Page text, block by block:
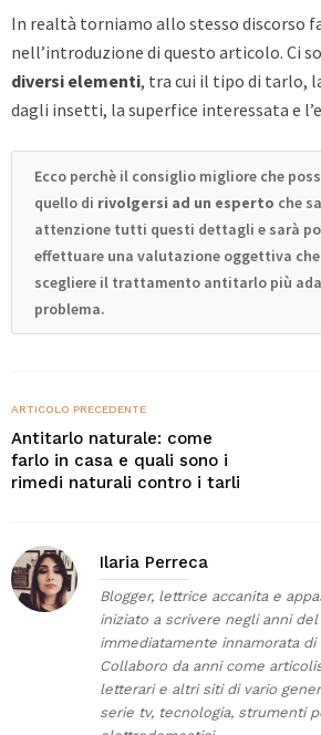
In realtà torniamo allo stesso discorso
nell’introduzione di questo articolo. Ci
diversi elementi, tra cui il tipo di tarlo,
dagli insetti, la superfice interessata e
Ecco perchè il consiglio migliore che
quello di rivolgersi ad un esperto che
attenzione tutti questi dettagli e sarà
effettuare una valutazione oggettiva
scegliere il trattamento antitarlo più
problema.
ARTICOLO PRECEDENTE
Antitarlo naturale: come
farlo in casa e quali sono i
rimedi naturali contro i tarli
Ilaria Perreca
Blogger, lettrice accanita e
iniziato a scrivere negli anni
immediatamente innamorata
Collaboro da anni come
letterari e altri siti di vario
serie tv, tecnologia, strumenti